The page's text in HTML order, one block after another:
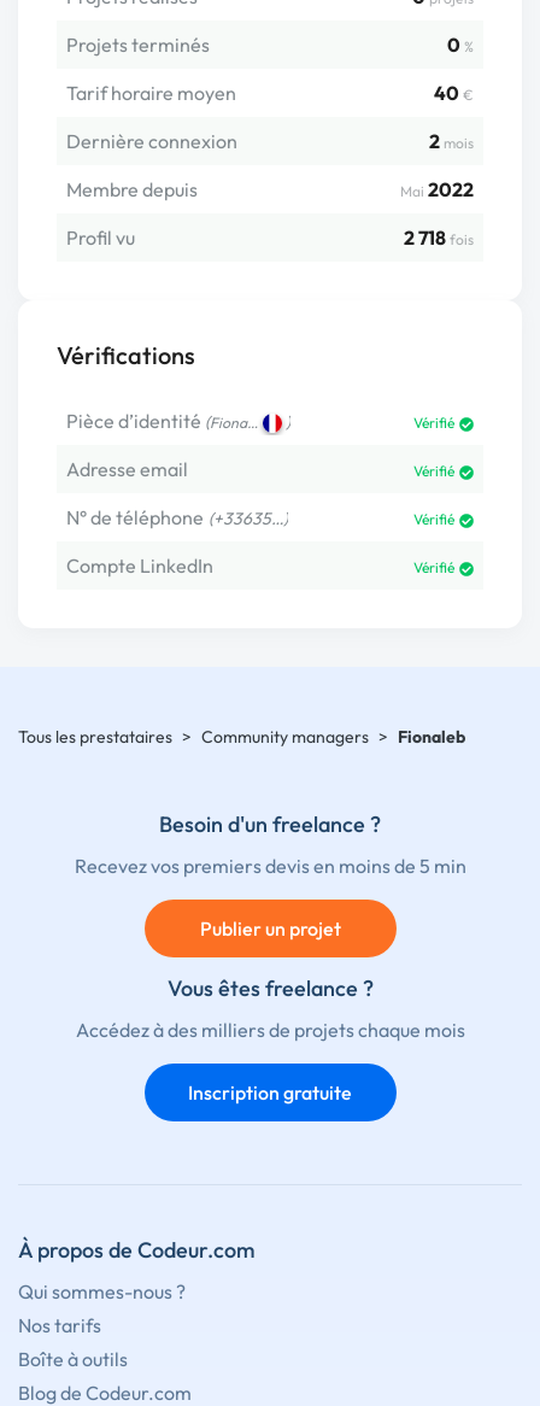
Projets terminés 0 %
Tarif horaire moyen 40 €
Dernière connexion 2 mois
Membre depuis Mai 2022
Profil vu
2 718 fois
Vérifications
Pièce d’identité (Fiona… ) Vérifié
Adresse email Vérifié
N° de téléphone (+33635…) Vérifié
Compte LinkedIn Vérifié
Tous les prestataires > Community managers > Fionaleb
Besoin d'un freelance ?
Recevez vos premiers devis en moins de 5 min
Publier un projet
Vous êtes freelance ?
Accédez à des milliers de projets chaque mois
Inscription gratuite
À propos de Codeur.com
Qui sommes-nous ?
Nos tarifs
Boîte à outils
Blog de Codeur.com